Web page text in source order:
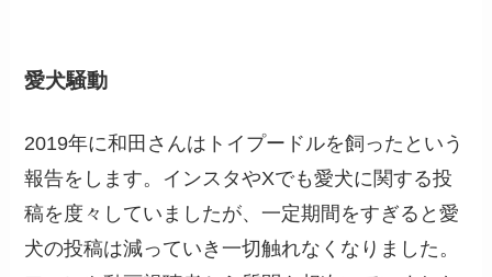
愛犬騒動
2019年に和田さんはトイプードルを飼ったという
報告をします。インスタやXでも愛犬に関する投
稿を度々していましたが、一定期間をすぎると愛
犬の投稿は減っていき一切触れなくなりました。